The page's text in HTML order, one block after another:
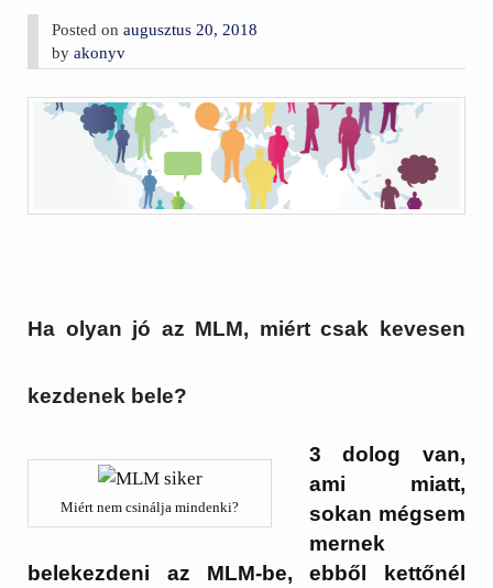
Posted onaugusztus 20, 2018
byakonyv
Ha olyan jó az MLM, miért csak kevesen
kezdenek bele?
Miért nem csinálja mindenki?
3 dolog van,
ami miatt,
sokan mégsem
mernek
belekezdeni az MLM-be, ebből kettőnél